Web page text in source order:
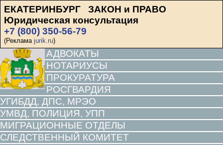
ЕКАТЕРИНБУРГ ЗАКОН и ПРАВО
Юридическая консультация
+7 (800) 350-56-79
(Реклама jurik.ru)
АДВОКАТЫ
НОТАРИУСЫ
ПРОКУРАТУРА
РОСГВАРДИЯ
УГИБДД, ДПС, МРЭО
УМВД, ПОЛИЦИЯ, УПП
МИГРАЦИОННЫЕ ОТДЕЛЫ
СЛЕДСТВЕННЫЙ КОМИТЕТ